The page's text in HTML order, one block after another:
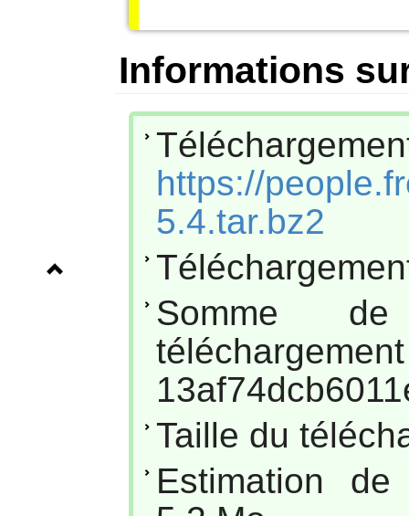
Informations
https://
5.4.tar.bz2
Somme
Taille du
Estimation